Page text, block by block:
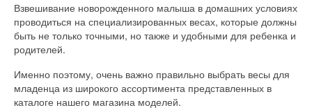
Взвешивание новорожденного малыша в домашних условиях
проводиться на специализированных весах, которые должны
быть не только точными, но также и удобными для ребенка и
родителей.
Именно поэтому, очень важно правильно выбрать весы для
младенца из широкого ассортимента представленных в
каталоге нашего магазина моделей.